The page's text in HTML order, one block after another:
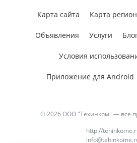
© 2026 ООО "Техинком" — все
http://
Карта сайта Карта
Объявления Услуги
Условия
Приложение для Android